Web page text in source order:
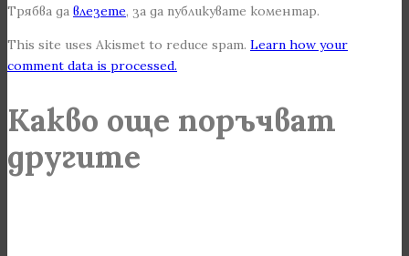
Трябва да влезете, за да публикувате коментар.
This site uses Akismet to reduce spam. Learn how your
comment data is processed.
Какво още поръчват
другите